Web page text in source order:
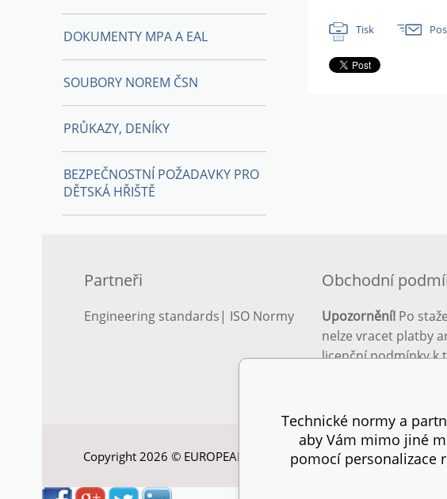
Tisk
DOKUMENTY MPA A EAL
SOUBORY NOREM ČSN
PRŮKAZY, DENÍKY
BEZPEČNOSTNÍ POŽADAVKY PRO
DĚTSKÁ HŘIŠTĚ
Partneři
Engineering standards | ISO Normy
Obchodní
Upozornění! Po
nelze vracet platby
licenční podmínky k
Copyright 2026 © EUROPEAN STANDARD. Všechna práva
Technické normy a
aby Vám mimo jiné
pomocí personalizace